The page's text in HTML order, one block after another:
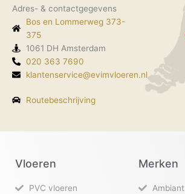
o
o
-
g
r
a
d
i
n
k
Adres- & contactgegevens
Bos en Lommerweg 373-
375
1061 DH Amsterdam
020 363 7690
klantenservice@evimvloeren.nl
Routebeschrijving
Vloeren
PVC vloeren
Merken
Ambiant